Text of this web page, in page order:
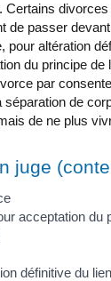
Certains
de passer
pour altération
du principe de
par
séparation de
de ne plus
juge
acceptation du
définitive du